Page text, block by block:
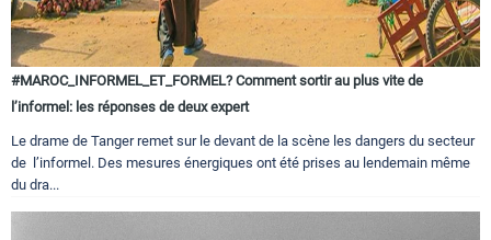
#MAROC_INFORMEL_ET_FORMEL? Comment sortir au plus vite de
l’informel: les réponses de deux expert
Le drame de Tanger remet sur le devant de la scène les dangers du secteur
de l’informel. Des mesures énergiques ont été prises au lendemain même
du dra...